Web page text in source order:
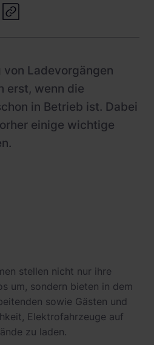
Ladevorgängen
erst, wenn die
in Betrieb ist. Dabei
einige wichtige
stellen nicht nur ihre
um, sondern bieten in dem
sowie Gästen und
Elektrofahrzeuge auf
zu laden.